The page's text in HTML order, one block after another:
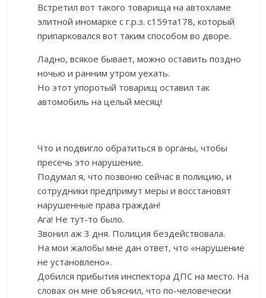
Встретил вот такого товарища на автохламе
элитной иномарке с г.р.з. с159та178, который
припарковался вот таким способом во дворе.
Ладно, всякое бывает, можно оставить поздно
ночью и ранним утром уехать.
Но этот упоротый товарищ оставил так
автомобиль на целый месяц!
Что и подвигло обратиться в органы, чтобы
пресечь это нарушение.
Подумал я, что позвоню сейчас в полицию, и
сотрудники предпримут меры и восстановят
нарушенные права граждан!
Ага! Не тут-то было.
Звонил аж 3 дня. Полиция бездействовала.
На мои жалобы мне дан ответ, что «нарушение
не установлено».
Добился прибытия инспектора ДПС на место. На
словах он мне объяснил, что по-человечески